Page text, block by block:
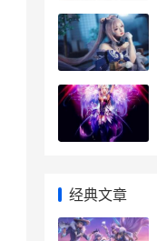
经典文章